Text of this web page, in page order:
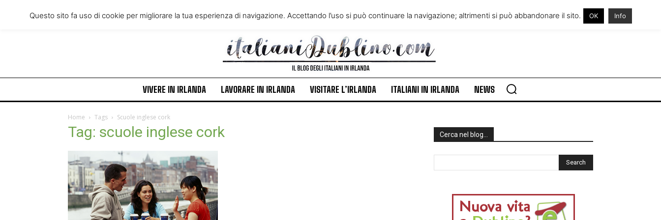
Friday, August 7, 2026 VIVERE IN IRLANDA
VISITARE L’IRLANDA
ITALIANI IN IRLANDA
NEWS
VIVERE IN IRLANDA LAVORARE IN IRLANDA VISITARE L’IRLANDA ITALIANI IN IRLANDA NEWS
Home Tags Scuole inglese cork
Tag: scuole inglese cork Cerca nel blog…
Questo sito fa uso di cookie per migliorare la tua esperienza di navigazione. Accettando l’uso si può continuare la navigazione; altrimenti si può abbandonare il sito. OK Info